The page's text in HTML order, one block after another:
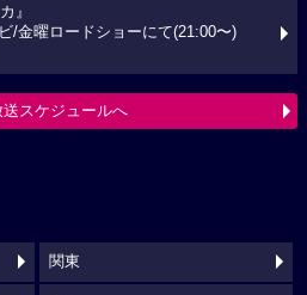
』
/金曜ロードショーにて(21:00〜)
スケジュールへ
関東